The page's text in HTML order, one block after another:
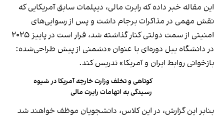
این مقاله خبر داده که رابرت مالی، دیپلمات سابق آمریکایی که
نقش مهمی در مذاکرات برجام داشت و پس از رسوایی‌های
امنیتی از سمت دولتی کنار گذاشته شد، قرار است در پاییز ۲۰۲۵
در دانشگاه ییل دوره‌ای با عنوان «دشمنی از پیش طراحی‌شده:
بازخوانی روابط ایران و آمریکا» تدریس کند.
کوتاهی و تخلف وزارت خارجه آمریکا در شیوه
رسیدگی به اتهامات رابرت مالی
بنابر این گزارش، در این کلاس، دانشجویان موظف خواهند شد